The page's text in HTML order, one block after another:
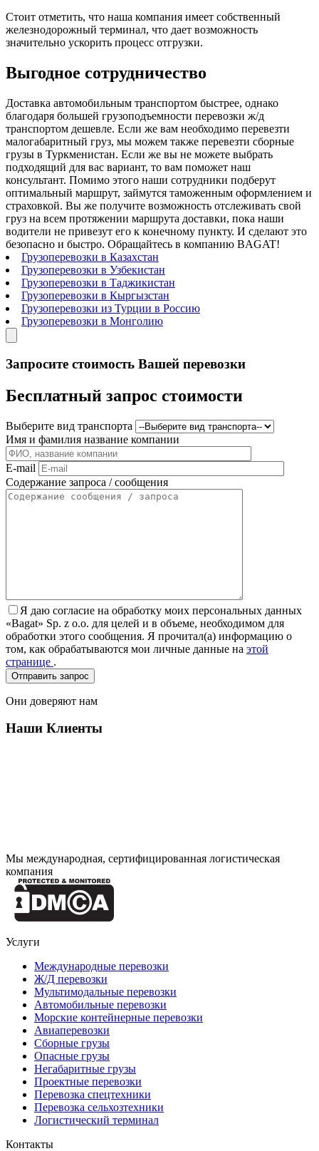
Стоит отметить, что наша компания имеет собственный
железнодорожный терминал, что дает возможность
значительно ускорить процесс отгрузки.
Выгодное сотрудничество
Доставка автомобильным транспортом быстрее, однако
благодаря большей грузоподъемности перевозки ж/д
транспортом дешевле. Если же вам необходимо перевезти
малогабаритный груз, мы можем также перевезти сборные
грузы в Туркменистан. Если же вы не можете выбрать
подходящий для вас вариант, то вам поможет наш
консультант. Помимо этого наши сотрудники подберут
оптимальный маршрут, займутся таможенным оформлением и
страховкой. Вы же получите возможность отслеживать свой
груз на всем протяжении маршрута доставки, пока наши
водители не привезут его к конечному пункту. И сделают это
безопасно и быстро. Обращайтесь в компанию BAGAT!
Грузоперевозки в Казахстан
Грузоперевозки в Узбекистан
Грузоперевозки в Таджикистан
Грузоперевозки в Кыргызстан
Грузоперевозки из Турции в Россию
Грузоперевозки в Монголию
Запросите стоимость Вашей перевозки
Бесплатный запрос стоимости
Выберите вид транспорта
Имя и фамилия название компании
E-mail
Содержание запроса / сообщения
Я даю согласие на обработку моих персональных данных
«Bagat» Sp. z o.o. для целей и в объеме, необходимом для
обработки этого сообщения. Я прочитал(а) информацию о
том, как обрабатываются мои личные данные на этой
странице .
Они доверяют нам
Наши Клиенты
Мы международная, сертифицированная логистическая
компания
Услуги
Международные перевозки
Ж/Д перевозки
Мультимодальные перевозки
Автомобильные перевозки
Морские контейнерные перевозки
Авиаперевозки
Сборные грузы
Опасные грузы
Негабаритные грузы
Проектные перевозки
Перевозка спецтехники
Перевозка сельхозтехники
Логистический терминал
Контакты